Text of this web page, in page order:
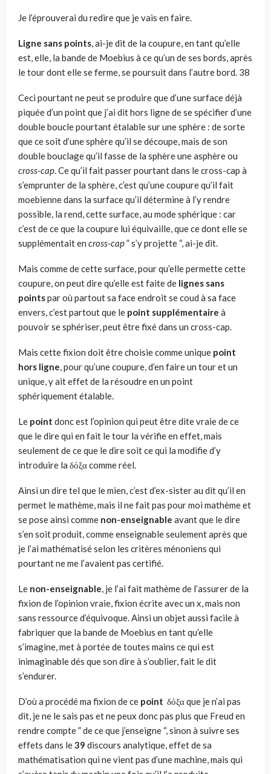
Je l’éprouverai du redire que je vais en faire.
Ligne sans points, ai-je dit de la coupure, en tant qu’elle
est, elle, la bande de Moebius à ce qu’un de ses bords, après
le tour dont elle se ferme, se poursuit dans l’autre bord. 38
Ceci pourtant ne peut se produire que d’une surface déjà
pi­quée d’un point que j’ai dit hors ligne de se spécifier d’une
double boucle pourtant étalable sur une sphère : de sorte
que ce soit d’une sphère qu’il se découpe, mais de son
double bouclage qu’il fasse de la sphère une asphère ou
cross-cap. Ce qu’il fait passer pourtant dans le cross-cap à
s’emprunter de la sphère, c’est qu’une coupure qu’il fait
moebienne dans la surface qu’il détermine à l’y rendre
possible, la rend, cette surface, au mode sphérique : car
c’est de ce que la coupure lui équivaille, que ce dont elle se
supplémentait en cross-cap” s’y projette “, ai-je dit.
Mais comme de cette surface, pour qu’elle permette cette
cou­pure, on peut dire qu’elle est faite de lignes sans
pointspar où par­tout sa face endroit se coud à sa face
envers, c’est partout que le point supplémentaire à
pouvoir se sphériser, peut être fixé dans un cross-cap.
Mais cette fixion doit être choisie comme unique point
hors ligne, pour qu’une coupure, d’en faire un tour et un
unique, y ait effet de la résoudre en un point
sphériquement étalable.
Le point donc est l’opinion qui peut être dite vraie de ce
que le dire qui en fait le tour la vérifie en effet, mais
seulement de ce que le dire soit ce qui la modifie d’y
introduire la δόξα comme réel.
Ainsi un dire tel que le mien, c’est d’ex-sister au dit qu’il en
permet le mathème, mais il ne fait pas pour moi mathème et
se pose ainsi comme non-enseignable avant que le dire
s’en soit produit, comme enseignable seulement après que
je l’ai mathéma­tisé selon les critères ménoniens qui
pourtant ne me l’avaient pas certifié.
Le non-enseignable, je l’ai fait mathème de l’assurer de la
fixion de l’opinion vraie, fixion écrite avec un x, mais non
sans ressource d’équivoque. Ainsi un objet aussi facile à
fabriquer que la bande de Moebius en tant qu’elle
s’imagine, met à portée de toutes mains ce qui est
inimaginable dés que son dire à s’oublier, fait le dit
s’endurer.
D’où a procédé ma fixion de ce point δόξα que je n’ai pas
dit, je ne le sais pas et ne peux donc pas plus que Freud en
rendre comp­te ” de ce que j’enseigne “, sinon à suivre ses
effets dans le39 discours analytique, effet de sa
mathématisation qui ne vient pas d’une machine, mais qui